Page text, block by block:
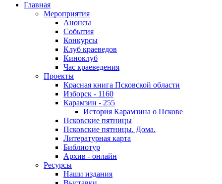
Главная
Мероприятия
Анонсы
События
Конкурсы
Клуб краеведов
Киноклуб
Час краеведения
Проекты
Красная книга Псковской области
Изборск - 1160
Карамзин - 255
История Карамзина о Пскове
Псковские пятницы
Псковские пятницы. Дома.
Литературная карта
Библиотур
Архив - онлайн
Ресурсы
Наши издания